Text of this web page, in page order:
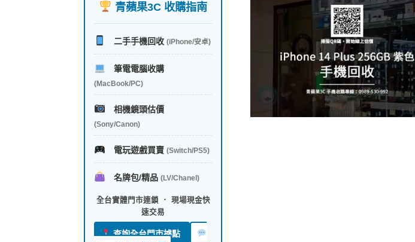
青蘋果3C 收購指南
二手手機回收 (iPhone/安卓)
筆電電腦收購
(MacBook/PC)
相機鏡頭估價
(Sony/Canon)
電玩遊戲買賣 (Switch/PS5)
名牌包/精品 (LV/Chanel)
全台實體門市連鎖 ． 現場現金快
速交易
查詢全台門市據點